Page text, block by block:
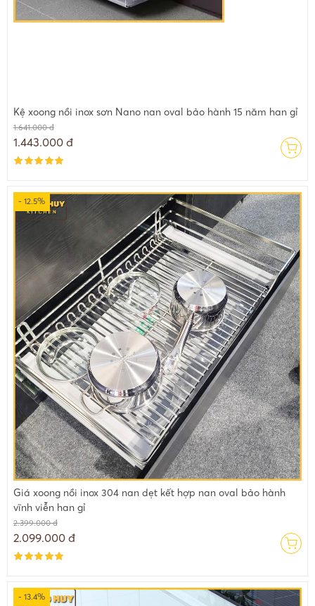
Kệ xoong nồi inox sơn Nano nan oval bảo hành 15 năm han gỉ
1.641.000 đ
1.443.000 đ
- 12.5%
Giá xoong nồi inox 304 nan dẹt kết hợp nan oval bảo hành
vĩnh viễn han gỉ
2.399.000 đ
2.099.000 đ
- 13.4%